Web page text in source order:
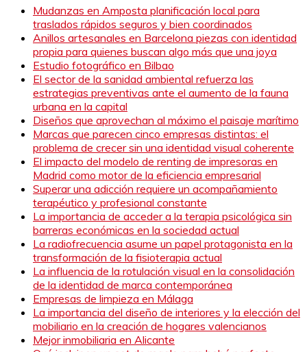
Mudanzas en Amposta planificación local para
traslados rápidos seguros y bien coordinados
Anillos artesanales en Barcelona piezas con identidad
propia para quienes buscan algo más que una joya
Estudio fotográfico en Bilbao
El sector de la sanidad ambiental refuerza las
estrategias preventivas ante el aumento de la fauna
urbana en la capital
Diseños que aprovechan al máximo el paisaje marítimo
Marcas que parecen cinco empresas distintas: el
problema de crecer sin una identidad visual coherente
El impacto del modelo de renting de impresoras en
Madrid como motor de la eficiencia empresarial
Superar una adicción requiere un acompañamiento
terapéutico y profesional constante
La importancia de acceder a la terapia psicológica sin
barreras económicas en la sociedad actual
La radiofrecuencia asume un papel protagonista en la
transformación de la fisioterapia actual
La influencia de la rotulación visual en la consolidación
de la identidad de marca contemporánea
Empresas de limpieza en Málaga
La importancia del diseño de interiores y la elección del
mobiliario en la creación de hogares valencianos
Mejor inmobiliaria en Alicante